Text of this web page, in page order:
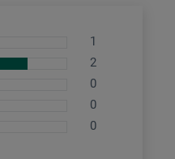
1
2
0
0
0